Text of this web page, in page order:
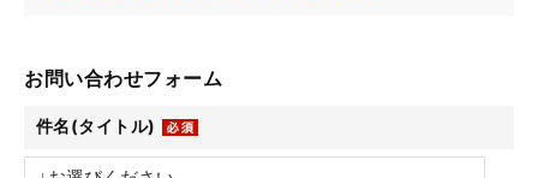
お問い合わせフォーム
件名(タイトル)